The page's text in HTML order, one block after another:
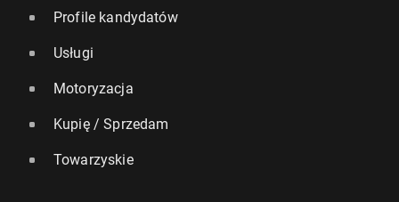
Profile kandydatów
Usługi
Motoryzacja
Kupię / Sprzedam
Towarzyskie